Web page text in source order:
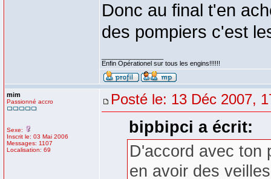
Donc au final t'en
des pompiers c'est
Enfin Opérationel sur tous les engins!!!!!!
mim
Passionné accro
Sexe:
Inscrit le: 03 Mai 2006
Messages: 1107
Localisation: 69
Posté le: 13 Déc 2007,
bipbipci a écrit:
D'accord avec ton
en avoir des